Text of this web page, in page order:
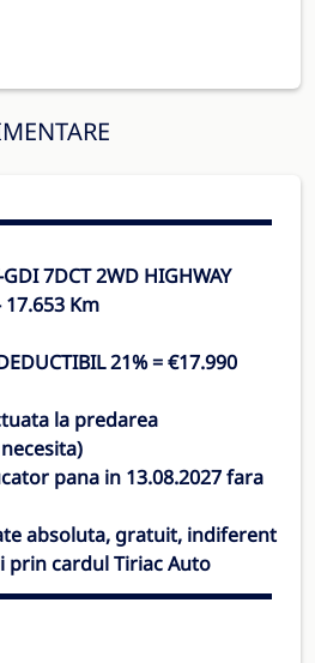
7DCT 2WD HIGHWAY
17.653 Km
21% = €17.990
la predarea
pana in 13.08.2027 fara
absoluta, gratuit, indiferent
cardul Tiriac Auto